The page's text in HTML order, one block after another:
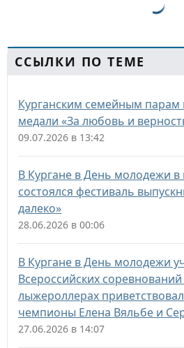
ССЫЛКИ ПО ТЕМЕ
Курганским семейным
медали «За любовь и
09.07.2026 в 13:42
В Кургане в День молодежи в
состоялся фестиваль
далеко»
28.06.2026 в 00:06
В Кургане в День молодежи
Всероссийских
лыжероллерах
чемпионы Елена Вяльбе и
27.06.2026 в 14:07